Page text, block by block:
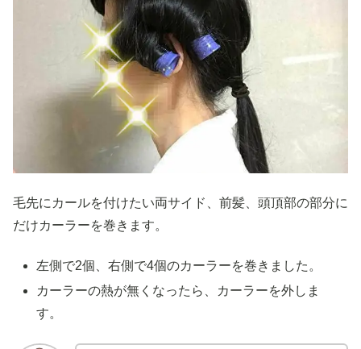
毛先にカールを付けたい両サイド、前髪、頭頂部の部分に
だけカーラーを巻きます。
左側で2個、右側で4個のカーラーを巻きました。
カーラーの熱が無くなったら、カーラーを外しま
す。